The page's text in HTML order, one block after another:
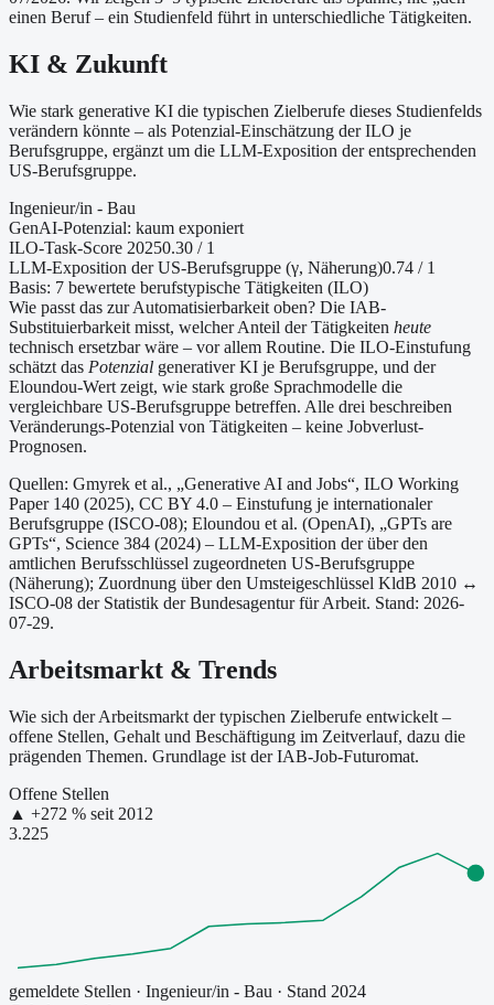
einen Beruf – ein Studienfeld führt in unterschiedliche Tätigkeiten.
KI & Zukunft
Wie stark generative KI die typischen Zielberufe dieses Studienfelds
verändern könnte – als Potenzial-Einschätzung der ILO je
Berufsgruppe, ergänzt um die LLM-Exposition der entsprechenden
US-Berufsgruppe.
Ingenieur/in - Bau
GenAI-Potenzial: kaum exponiert
ILO-Task-Score 20250.30 / 1
LLM-Exposition der US-Berufsgruppe (γ, Näherung)0.74 / 1
Basis: 7 bewertete berufstypische Tätigkeiten (ILO)
Wie passt das zur Automatisierbarkeit oben? Die IAB-
Substituierbarkeit misst, welcher Anteil der Tätigkeiten heute
technisch ersetzbar wäre – vor allem Routine. Die ILO-Einstufung
schätzt das Potenzial generativer KI je Berufsgruppe, und der
Eloundou-Wert zeigt, wie stark große Sprachmodelle die
vergleichbare US-Berufsgruppe betreffen. Alle drei beschreiben
Veränderungs-Potenzial von Tätigkeiten – keine Jobverlust-
Prognosen.
Quellen: Gmyrek et al., „Generative AI and Jobs“, ILO Working
Paper 140 (2025), CC BY 4.0 – Einstufung je internationaler
Berufsgruppe (ISCO-08); Eloundou et al. (OpenAI), „GPTs are
GPTs“, Science 384 (2024) – LLM-Exposition der über den
amtlichen Berufsschlüssel zugeordneten US-Berufsgruppe
(Näherung); Zuordnung über den Umsteigeschlüssel KldB 2010 ↔
ISCO-08 der Statistik der Bundesagentur für Arbeit. Stand: 2026-
07-29.
Arbeitsmarkt & Trends
Wie sich der Arbeitsmarkt der typischen Zielberufe entwickelt –
offene Stellen, Gehalt und Beschäftigung im Zeitverlauf, dazu die
prägenden Themen. Grundlage ist der IAB-Job-Futuromat.
Offene Stellen
▲ +272 % seit 2012
3.225
gemeldete Stellen · Ingenieur/in - Bau · Stand 2024